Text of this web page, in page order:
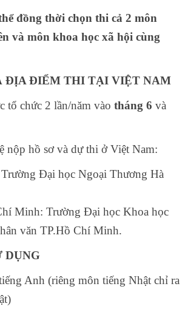
đồng thời chọn thi cả 2 môn
và môn khoa học xã hội cùng
ĐỊA ĐIỂM THI TẠI VIỆT NAM
tổ chức 2 lần/năm vào tháng 6 và
nộp hồ sơ và dự thi ở Việt Nam:
Đại học Ngoại Thương Hà
Minh: Trường Đại học Khoa học
văn TP.Hồ Chí Minh.
DỤNG
Anh (riêng môn tiếng Nhật chỉ ra